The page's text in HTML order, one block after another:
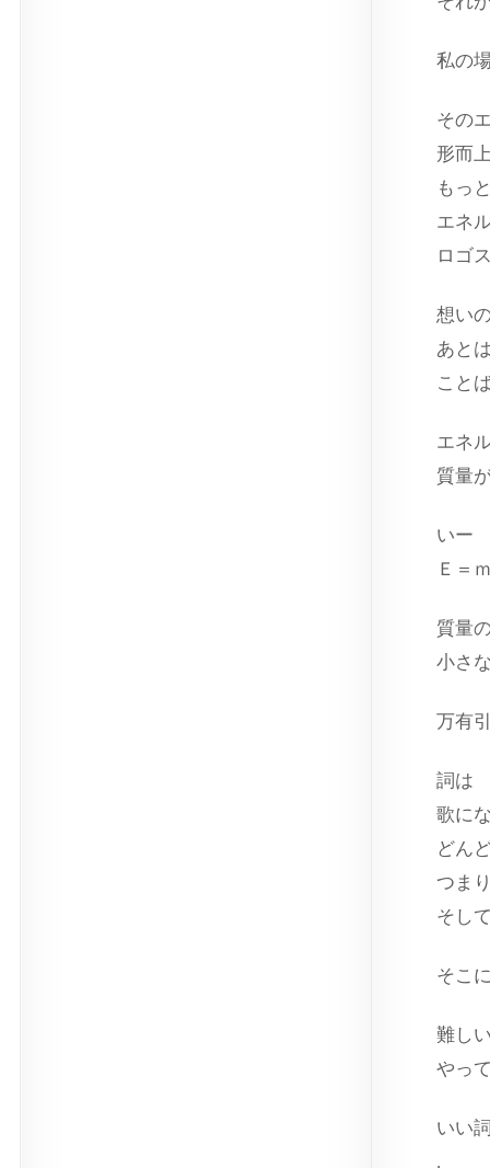
私の
その
形而
もっ
エネ
ロゴ
想い
あと
こと
エネ
質量
いー
Ｅ＝
質量
小さ
万有
詞は
歌に
どん
つま
そし
そこ
難し
やっ
いい
.